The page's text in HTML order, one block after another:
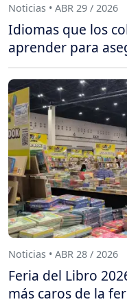
Noticias • ABR 29 / 2026
Idiomas que los
aprender para
Noticias • ABR 28 / 2026
Feria del Libro
más caros de la